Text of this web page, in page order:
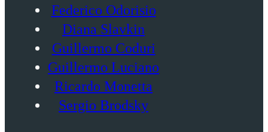
Federico Odorisio
Diana Slavkin
Guillermo Coduri
Guillermo Luciano
Ricardo Monetta
Sergio Brodsky